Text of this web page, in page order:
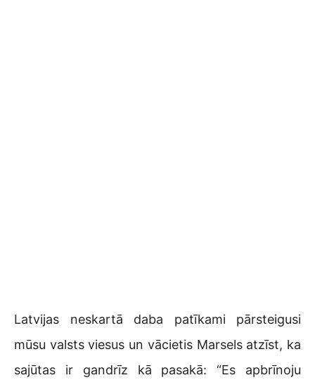
Latvijas neskartā daba patīkami pārsteigusi
mūsu valsts viesus un vācietis Marsels atzīst, ka
sajūtas ir gandrīz kā pasakā: “Es apbrīnoju